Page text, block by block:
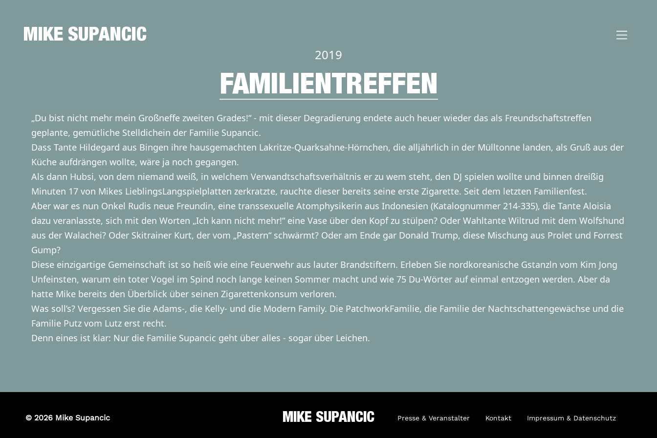
MIKE SUPANCIC
2019
FAMILIENTREFFEN
„Du bist nicht mehr mein Großneffe zweiten Grades!“ - mit dieser Degradierung endete auch heuer wieder das als Freundschaftstreffen
geplante, gemütliche Stelldichein der Familie Supancic.
Dass Tante Hildegard aus Bingen ihre hausgemachten Lakritze-Quarksahne-Hörnchen, die alljährlich in der Mülltonne landen, als Gruß aus der
Küche aufdrängen wollte, wäre ja noch gegangen.
Als dann Hubsi, von dem niemand weiß, in welchem Verwandtschaftsverhältnis er zu wem steht, den DJ spielen wollte und binnen dreißig
Minuten 17 von Mikes LieblingsLangspielplatten zerkratzte, rauchte dieser bereits seine erste Zigarette. Seit dem letzten Familienfest.
Aber war es nun Onkel Rudis neue Freundin, eine transsexuelle Atomphysikerin aus Indonesien (Katalognummer 214-335), die Tante Aloisia
dazu veranlasste, sich mit den Worten „Ich kann nicht mehr!“ eine Vase über den Kopf zu stülpen? Oder Wahltante Wiltrud mit dem Wolfshund
aus der Walachei? Oder Skitrainer Kurt, der vom „Pastern“ schwärmt? Oder am Ende gar Donald Trump, diese Mischung aus Prolet und Forrest
Gump?
Diese einzigartige Gemeinschaft ist so heiß wie eine Feuerwehr aus lauter Brandstiftern. Erleben Sie nordkoreanische Gstanzln vom Kim Jong
Unfeinsten, warum ein toter Vogel im Spind noch lange keinen Sommer macht und wie 75 Du-Wörter auf einmal entzogen werden. Aber da
hatte Mike bereits den Überblick über seinen Zigarettenkonsum verloren.
Was soll’s? Vergessen Sie die Adams-, die Kelly- und die Modern Family. Die PatchworkFamilie, die Familie der Nachtschattengewächse und die
Familie Putz vom Lutz erst recht.
Denn eines ist klar: Nur die Familie Supancic geht über alles - sogar über Leichen.
© 2026 Mike Supancic MIKE SUPANCIC Presse & Veranstalter Kontakt Impressum & Datenschutz